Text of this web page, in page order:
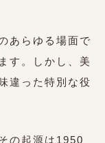
あらゆる場面で
す。しかし、美
違った特別な役
の起源は1950